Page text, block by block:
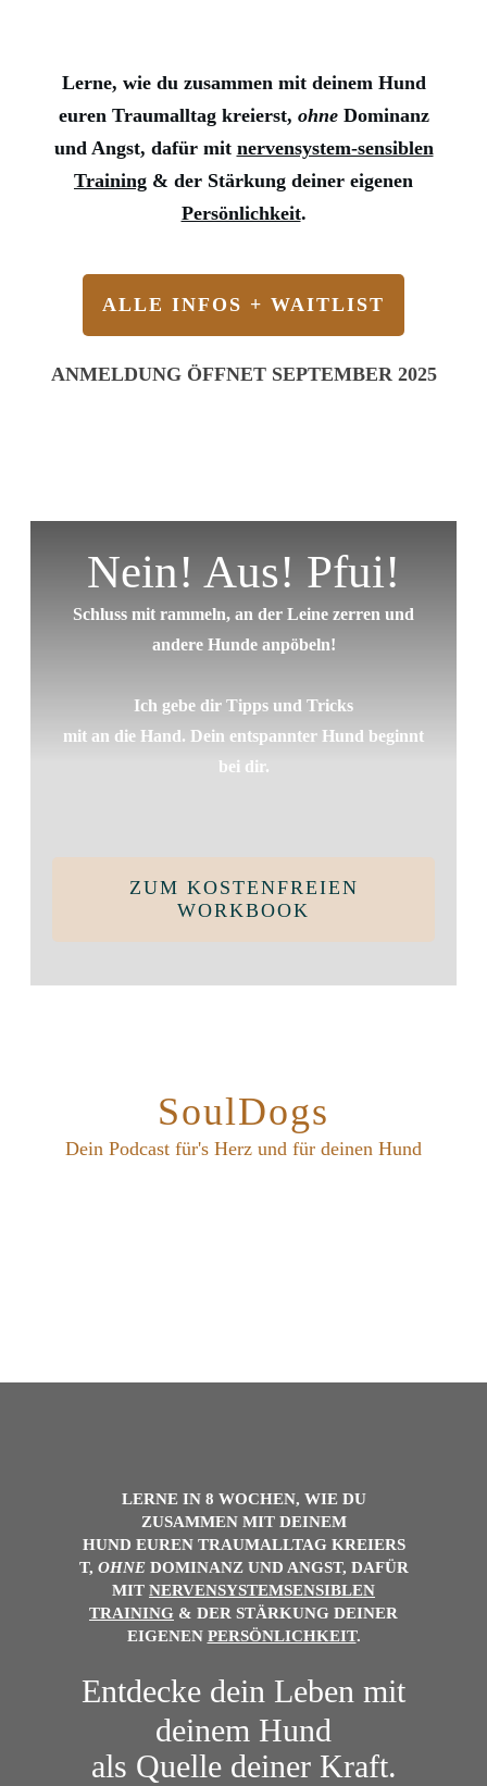
Lerne, wie du zusammen mit deinem Hund
euren Traumalltag kreierst, ohne Dominanz
und Angst, dafür mit nervensystem-sensiblen
Training & der Stärkung deiner eigenen
Persönlichkeit.
ALLE INFOS + WAITLIST
ANMELDUNG ÖFFNET SEPTEMBER 2025
Nein! Aus! Pfui!
Schluss mit rammeln, an der Leine zerren und
andere Hunde anpöbeln!
Ich gebe dir Tipps und Tricks
mit an die Hand. Dein entspannter Hund beginnt
bei dir.
ZUM KOSTENFREIEN
WORKBOOK
SoulDogs
Dein Podcast für's Herz und für deinen Hund
LERNE IN 8 WOCHEN, WIE DU
ZUSAMMEN MIT DEINEM
HUND EUREN TRAUMALLTAG KREIERS
T, OHNEDOMINANZ UND ANGST, DAFÜR
MIT NERVENSYSTEMSENSIBLEN
TRAINING & DER STÄRKUNG DEINER
EIGENEN PERSÖNLICHKEIT.
Entdecke dein Leben mit
deinem Hund
als Quelle deiner Kraft.